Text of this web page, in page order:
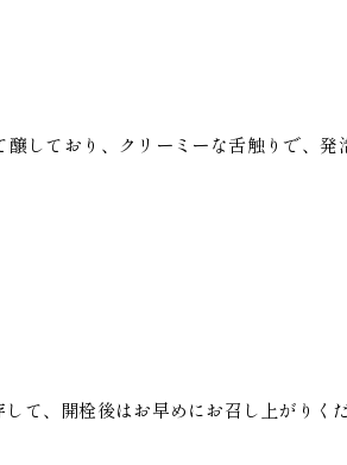
しており、クリーミーな舌触りで、
て、開栓後はお早めにお召し上がりくだ